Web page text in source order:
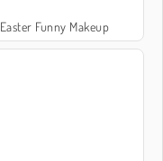
Easter Funny Makeup